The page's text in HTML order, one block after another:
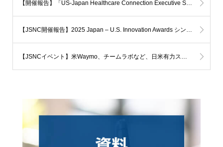
【開催報告】「US-Japan Healthcare Connection Executive Symposium 2025 ～AIと科学が切り拓く未来の医療～
【JSNC開催報告】2025 Japan – U.S. Innovation Awards シンポジウムを開催しました
【JSNCイベント】米Waymo、チームラボなど、日米有力スタートアップ幹部が登壇！ ～2025 Japan–U.S. Innovation Awardsシンポジウム(7月17日開催)～